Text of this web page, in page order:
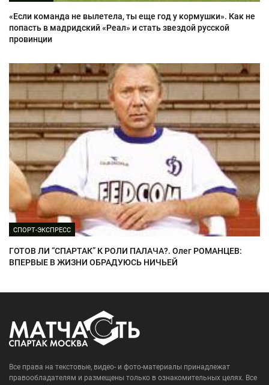
«Если команда не вылетела, ты еще год у кормушки». Как не
попасть в мадридский «Реал» и стать звездой русской
провинции
СПОРТ-ЭКСПРЕСС
ГОТОВ ЛИ “СПАРТАК” К РОЛИ ПАЛАЧА?. Олег РОМАНЦЕВ:
ВПЕРВЫЕ В ЖИЗНИ ОБРАДУЮСЬ НИЧЬЕЙ
Все права на текстовые, видео- и фото-материалы принадлежат
правообладателям и размещены только в ознакомительных целях. Все